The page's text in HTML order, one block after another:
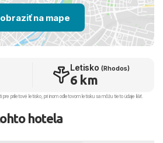
na mape
Letisko (Rhodos)
6 km
pre príletové letisko, pri inom odletovom letisku sa môžu tieto údaje líšiť.
hotela